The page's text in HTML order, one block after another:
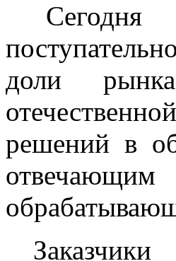
Сегодня
доли
решений в
Заказчики